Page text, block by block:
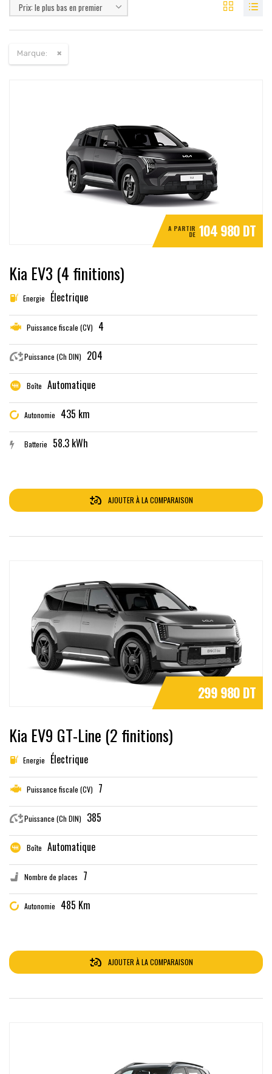
Prix: le plus bas en premier
Marque:
A PARTIR
DE 104 980 DT
Kia EV3 (4 finitions)
Energie Électrique
Puissance fiscale (CV) 4
Puissance (Ch DIN) 204
Boîte Automatique
Autonomie 435 km
Batterie 58.3 kWh
AJOUTER À LA COMPARAISON
299 980 DT
Kia EV9 GT-Line (2 finitions)
Energie Électrique
Puissance fiscale (CV) 7
Puissance (Ch DIN) 385
Boîte Automatique
Nombre de places 7
Autonomie 485 Km
AJOUTER À LA COMPARAISON